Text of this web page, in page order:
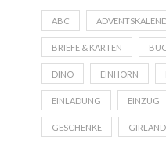
ABC
BRIEFE & KARTEN
DINO EINHORN
EINLADUNG EINZUG
GESCHENKE